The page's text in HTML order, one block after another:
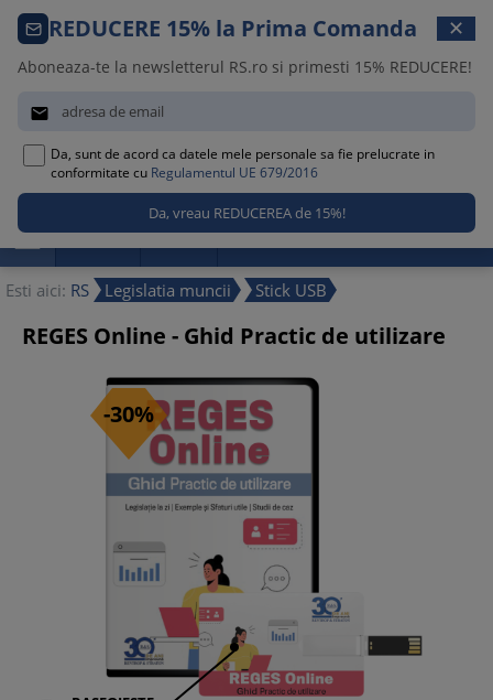
Comanda telefonica · 021 209 45 12

 Promotii Noutati Reduceri
Esti aici: RS Legislatia muncii Stick USB
REDUCERE 15% la Prima Comanda ✕
Aboneaza-te la newsletterul RS.ro si primesti 15% REDUCERE!

Da, sunt de acord ca datele mele personale sa fie prelucrate in
conformitate cu Regulamentul UE 679/2016
REGES Online - Ghid Practic de utilizare
-30%